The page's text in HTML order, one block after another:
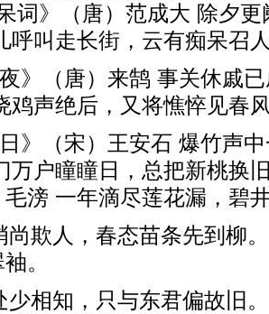
词》（唐）范成大 除夕
呼叫走长街，云有痴呆召
》（唐）来鹄 事关休戚
鸡声绝后，又将憔悴见春
》（宋）王安石 爆竹声
万户瞳瞳日，总把新桃换
滂 一年滴尽莲花漏，碧
尚欺人，春态苗条先到柳
。
少相知，只与东君偏故旧